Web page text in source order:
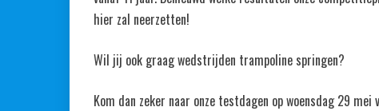
hier zal neerzetten!
Wil jij ook graag wedstrijden trampoline springen?
Kom dan zeker naar onze testdagen op woensdag 29 mei